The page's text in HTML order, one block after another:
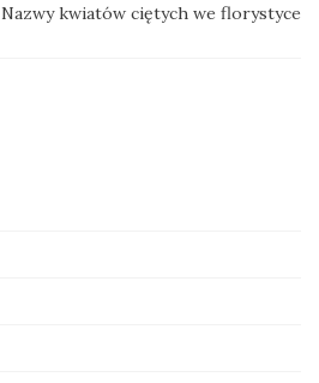
Nazwy kwiatów ciętych we florystyce